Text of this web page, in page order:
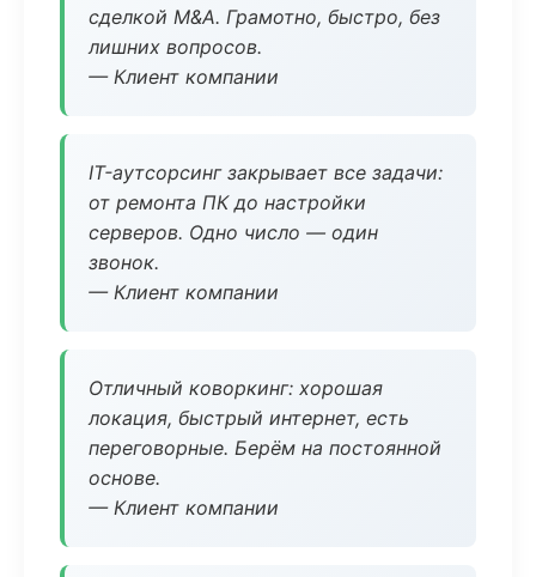
сделкой M&A. Грамотно, быстро, без
лишних вопросов.
— Клиент компании
IT-аутсорсинг закрывает все задачи:
от ремонта ПК до настройки
серверов. Одно число — один
звонок.
— Клиент компании
Отличный коворкинг: хорошая
локация, быстрый интернет, есть
переговорные. Берём на постоянной
основе.
— Клиент компании